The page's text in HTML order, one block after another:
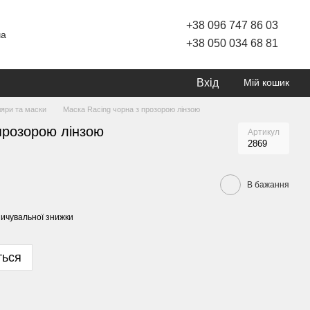
+38 096 747 86 03
+38 050 034 68 81
Вхід Мій кошик
та маски Маска Racing чорна з прозорою лінзою
лінзою Артикул
2869
В бажання
знижки